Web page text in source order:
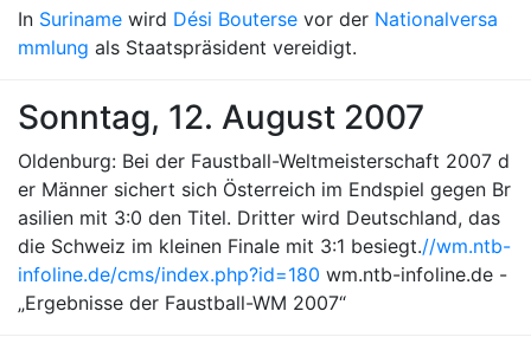
In Suriname wird Dési Bouterse vor der Nationalversa
mmlung als Staatspräsident vereidigt.
Sonntag, 12. August 2007
Oldenburg: Bei der Faustball-Weltmeisterschaft 2007 d
er Männer sichert sich Österreich im Endspiel gegen Br
asilien mit 3:0 den Titel. Dritter wird Deutschland, das
die Schweiz im kleinen Finale mit 3:1 besiegt.//wm.ntb-
infoline.de/cms/index.php?id=180 wm.ntb-infoline.de -
„Ergebnisse der Faustball-WM 2007“